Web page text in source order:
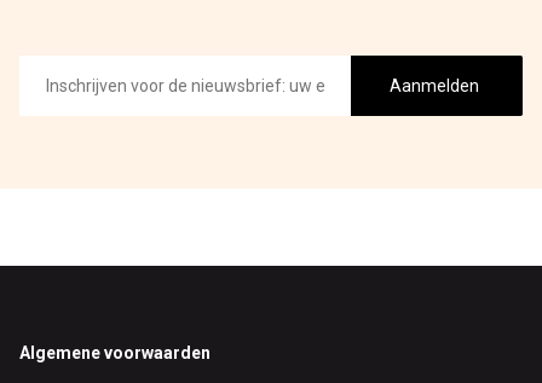
mailadres
Aanmelden
Footer
Algemene voorwaarden